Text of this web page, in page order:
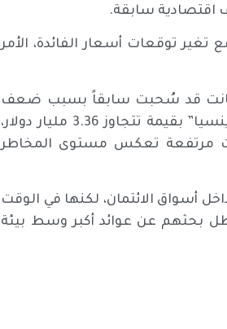
اقتصادية سابقة.
توقعات أسعار الفائدة، الأمر
كانت قد سُحبت سابقاً بسبب ضعف
الطلب، من بينها صفقة إعادة تمويل ضخمة لشركة “إي.في.سي إيفيدينسيا” بقيمة تتجاوز 3.36 مليار دولار،
بعائدات مرتفعة تعكس مستوى المخاطر
الائتمان، لكنها في الوقت
ظل بحثهم عن عوائد أكبر وسط بيئة